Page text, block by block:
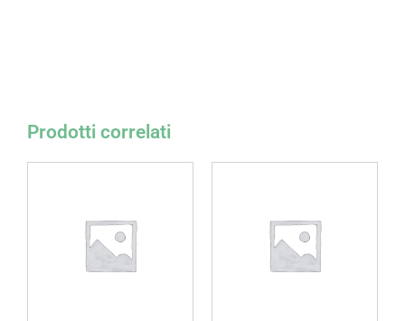
Prodotti correlati